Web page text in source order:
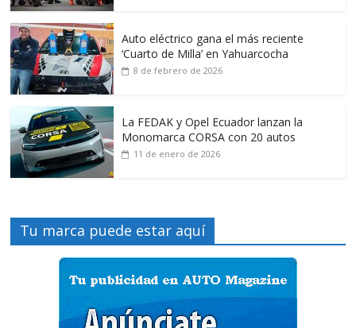
Auto eléctrico gana el más reciente
‘Cuarto de Milla’ en Yahuarcocha
8 de febrero de 2026
La FEDAK y Opel Ecuador lanzan la
Monomarca CORSA con 20 autos
11 de enero de 2026
Tu marca puede estar aquí